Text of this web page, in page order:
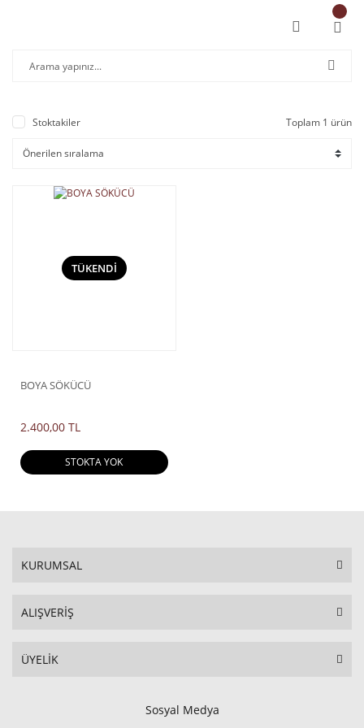
Stoktakiler Toplam 1 ürün
TÜKENDİ
BOYA SÖKÜCÜ
2.400,00 TL
STOKTA YOK
KURUMSAL
ALIŞVERİŞ
ÜYELİK
Sosyal Medya